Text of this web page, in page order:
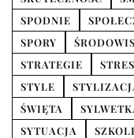
SPODNIE
SPORY
STRATEGIE
STRES
STYLE
ŚWIĘTA
SYTUACJA